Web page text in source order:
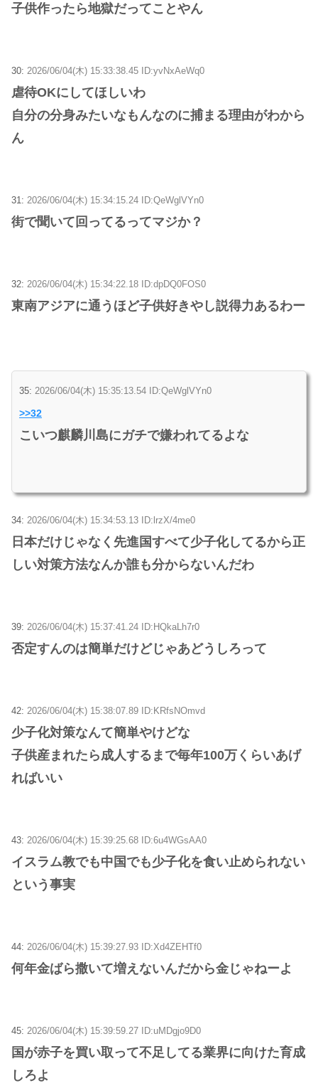
子供作ったら地獄だってことやん
30: 2026/06/04(木) 15:33:38.45 ID:yvNxAeWq0
虐待OKにしてほしいわ
自分の分身みたいなもんなのに捕まる理由がわから
ん
31: 2026/06/04(木) 15:34:15.24 ID:QeWglVYn0
街で聞いて回ってるってマジか？
32: 2026/06/04(木) 15:34:22.18 ID:dpDQ0FOS0
東南アジアに通うほど子供好きやし説得力あるわー
35: 2026/06/04(木) 15:35:13.54 ID:QeWglVYn0
>>32
こいつ麒麟川島にガチで嫌われてるよな
34: 2026/06/04(木) 15:34:53.13 ID:lrzX/4me0
日本だけじゃなく先進国すべて少子化してるから正
しい対策方法なんか誰も分からないんだわ
39: 2026/06/04(木) 15:37:41.24 ID:HQkaLh7r0
否定すんのは簡単だけどじゃあどうしろって
42: 2026/06/04(木) 15:38:07.89 ID:KRfsNOmvd
少子化対策なんて簡単やけどな
子供産まれたら成人するまで毎年100万くらいあげ
ればいい
43: 2026/06/04(木) 15:39:25.68 ID:6u4WGsAA0
イスラム教でも中国でも少子化を食い止められない
という事実
44: 2026/06/04(木) 15:39:27.93 ID:Xd4ZEHTf0
何年金ばら撒いて増えないんだから金じゃねーよ
45: 2026/06/04(木) 15:39:59.27 ID:uMDgjo9D0
国が赤子を買い取って不足してる業界に向けた育成
しろよ